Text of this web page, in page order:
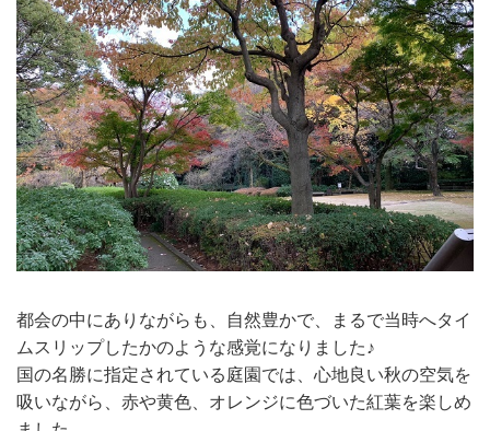
都会の中にありながらも、自然豊かで、まるで当時へタイ
ムスリップしたかのような感覚になりました♪
国の名勝に指定されている庭園では、心地良い秋の空気を
吸いながら、赤や黄色、オレンジに色づいた紅葉を楽しめ